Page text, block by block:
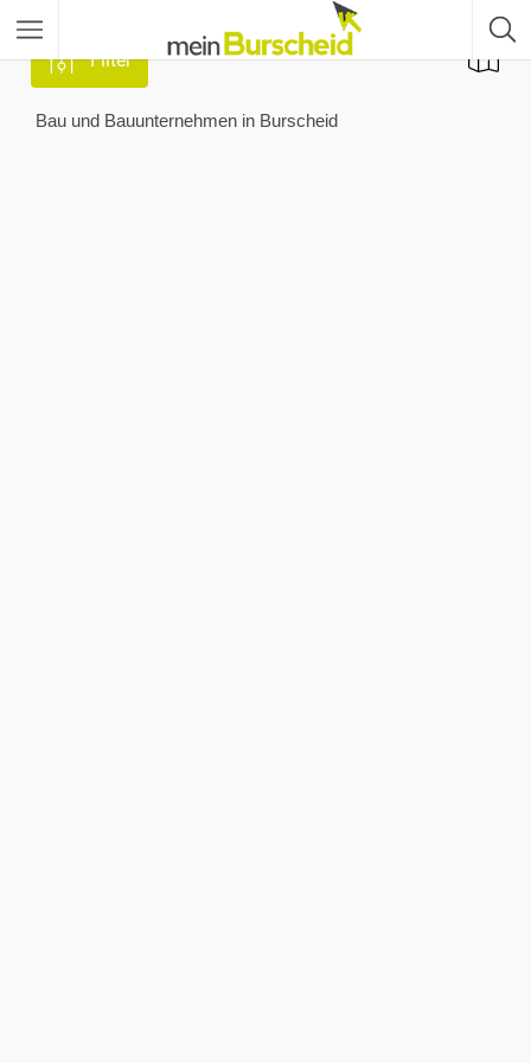
Filter
Bau und Bauunternehmen in Burscheid